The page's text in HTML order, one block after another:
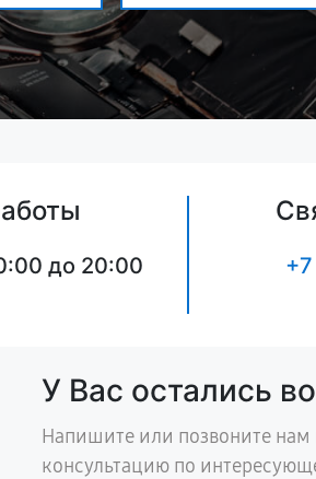
до 20:00
У Вас остались
Напишите или позвоните нам
консультацию по